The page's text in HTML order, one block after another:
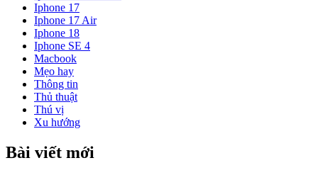
Iphone 17
Iphone 17 Air
Iphone 18
Iphone SE 4
Macbook
Mẹo hay
Thông tin
Thủ thuật
Thú vị
Xu hướng
Bài viết mới